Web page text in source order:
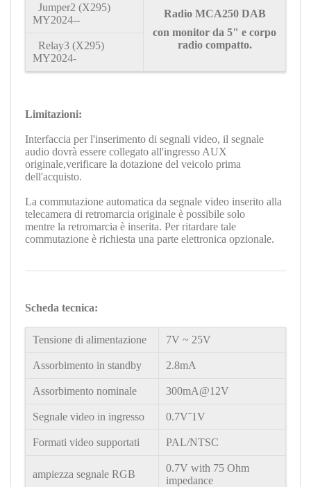
Jumper2 (X295)
MY2024--
Radio MCA250 DAB
con monitor da 5" e corpo
radio compatto.
Relay3 (X295)
MY2024-
Limitazioni:
Interfaccia per l'inserimento di segnali video, il segnale
audio dovrà essere collegato all'ingresso AUX
originale,verificare la dotazione del veicolo prima
dell'acquisto.
La commutazione automatica da segnale video inserito alla
telecamera di retromarcia originale è possibile solo
mentre la retromarcia è inserita. Per ritardare tale
commutazione è richiesta una parte elettronica opzionale.
Scheda tecnica:
Tensione di alimentazione 7V ~ 25V
Assorbimento in standby 2.8mA
Assorbimento nominale 300mA@12V
Segnale video in ingresso 0.7V˜1V
Formati video supportati PAL/NTSC
ampiezza segnale RGB
0.7V with 75 Ohm
impedance